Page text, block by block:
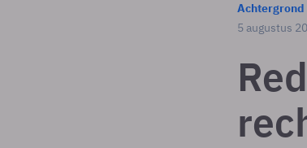
Achtergrond
5 augustus